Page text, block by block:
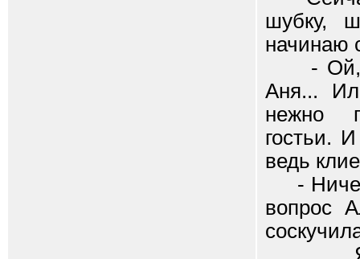
шубку,
начинаю
- Ой, и
Аня...
нежно
гостьи.
ведь
-
вопрос
Я